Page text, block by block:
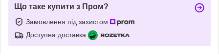
Що таке купити з Пром?
Замовлення під захистом
Доступна доставка